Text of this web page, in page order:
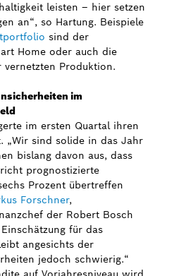
leisten – hier setzen
an“, so Hartung. Beispiele
sind der
Home oder auch die
Produktion.
im
im ersten Quartal ihren
„Wir sind solide in das Jahr
bislang davon aus, dass
prognostizierte
Prozent übertreffen
Forschner,
der Robert Bosch
für das
angesichts der
jedoch schwierig.“